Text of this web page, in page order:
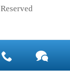
盖物业，
迪斯尼官
迪斯尼乐
新区川...